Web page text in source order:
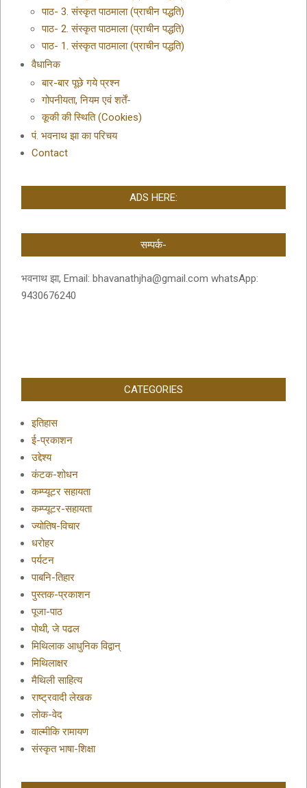
पाठ- 3. संस्कृत पाठमाला (प्राचीन पद्धति)
पाठ- 2. संस्कृत पाठमाला (प्राचीन पद्धति)
पाठ- 1. संस्कृत पाठमाला (प्राचीन पद्धति)
वैधानिक
बार-बार पूछे गये प्रश्न
गोपनीयता, नियम एवं शर्तें-
कूकी की स्थिति (Cookies)
पं. भवनाथ झा का परिचय
Contact
ADS HERE:
सम्पर्क-
भवनाथ झा, Email: bhavanathjha@gmail.com whatsApp:
9430676240
CATEGORIES
इतिहास
ई-प्रकाशन
उद्देश्य
कंटक-शोधन
कम्प्यूटर सहायता
कम्प्यूटर-सहायता
ज्योतिष-विचार
धरोहर
पर्यटन
पाबनि-तिहार
पुस्तक-प्रकाशन
पूजा-पाठ
पोथी, जे पढल
मिथिलाक आधुनिक विद्वान्
मिथिलाक्षर
मैथिली साहित्य
राष्ट्रवादी लेखक
लोक-वेद
वाल्मीकि रामायण
संस्कृत भाषा-शिक्षा